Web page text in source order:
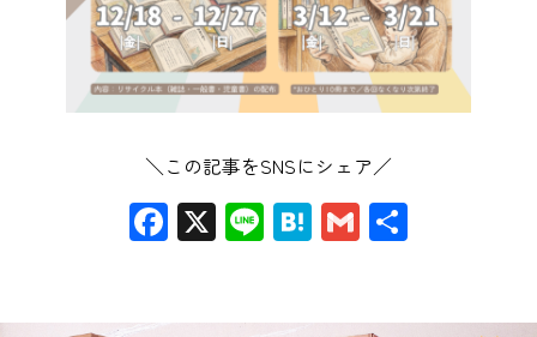
＼この記事をSNSにシェア／
Facebook
X LineHatena
Gmail